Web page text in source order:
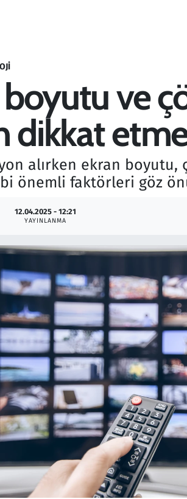
ve
dikkat
alırken ekran
önemli faktörleri göz
12.04.2025 - 12:21
YAYINLANMA